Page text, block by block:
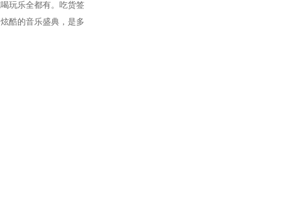
玩乐全都有。吃货签
酷的音乐盛典，是多